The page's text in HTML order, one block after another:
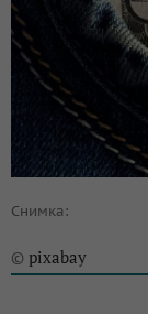
Снимка:
© pixabay